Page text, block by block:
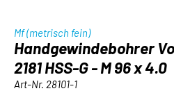
Mf (metrisch fein)
Handgewindebohrer
2181 HSS-G - M 96 x 4.0
Art-Nr. 28101-1